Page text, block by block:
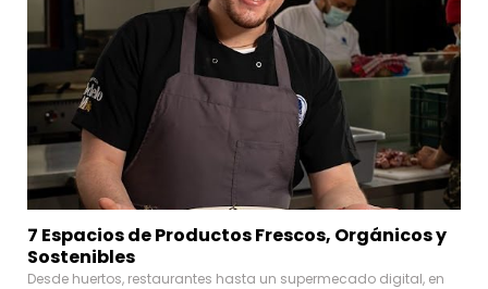
7 Espacios de Productos Frescos, Orgánicos y
Sostenibles
Desde huertos, restaurantes hasta un supermecado digital, en